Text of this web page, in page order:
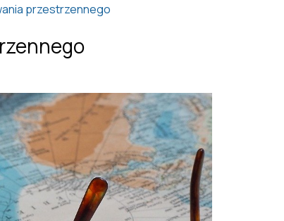
przestrzennego